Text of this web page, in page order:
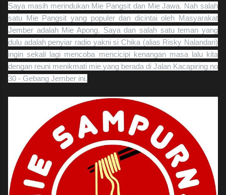
Saya masih merindukan Mie Pangsit dan Mie Jawa. Nah salah
satu Mie Pangsit yang populer dan dicintai oleh Masyarakat
Jember adalah Mie Apong. Saya dan salah satu teman yang
dulu adalah penyiar radio yakni si Chika (alias Risky Nalandari)
ingin sekali lagi mencoba mencicipi kenangan masa lalu kita
dengan reuni menikmati mie yang berada di Jalan Kacapiring no
30 - Gebang Jember ini.